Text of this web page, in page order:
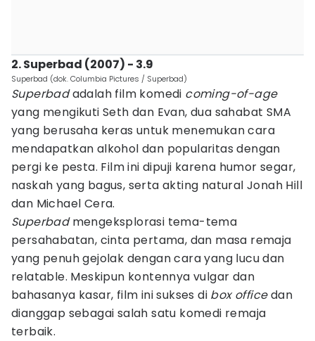
2. Superbad (2007) - 3.9
Superbad (dok. Columbia Pictures / Superbad)
Superbadadalah film komedi coming-of-age
yang mengikuti Seth dan Evan, dua sahabat SMA
yang berusaha keras untuk menemukan cara
mendapatkan alkohol dan popularitas dengan
pergi ke pesta. Film ini dipuji karena humor segar,
naskah yang bagus, serta akting natural Jonah Hill
dan Michael Cera.
Superbadmengeksplorasi tema-tema
persahabatan, cinta pertama, dan masa remaja
yang penuh gejolak dengan cara yang lucu dan
relatable. Meskipun kontennya vulgar dan
bahasanya kasar, film ini sukses di box officedan
dianggap sebagai salah satu komedi remaja
terbaik.